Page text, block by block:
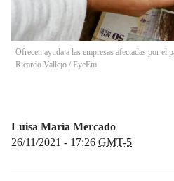
Ofrecen ayuda a las empresas afectadas por el
Ricardo Vallejo / EyeEm
Luisa María Mercado
26/11/2021 - 17:26 GMT-5